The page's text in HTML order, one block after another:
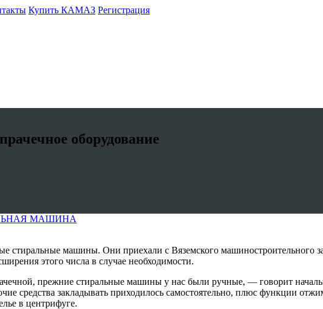
Купить КАМАЗ Регистрация
оборудование
МАШИНА
стиральные машины. Они приехали с Вяземского машиностроительного
этого числа в случае необходимости.
прежние стиральные машины у нас были ручные, — говорит
средства закладывать приходилось самостоятельно, плюс функции
в центрифуге.